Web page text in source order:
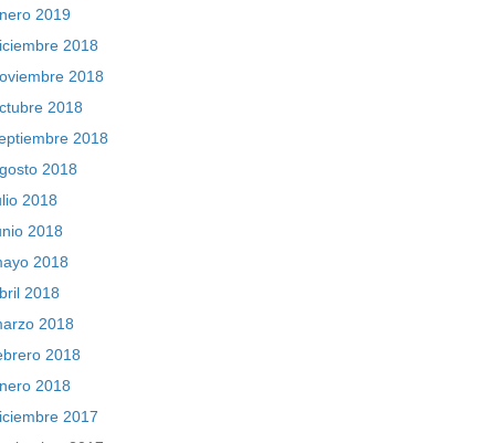
2019
2018
2018
2018
2018
2018
2018
2018
2018
2018
2018
2018
2018
2017